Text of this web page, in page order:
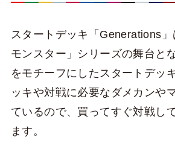
スタートデッキ「Generations」
モンスター」シリーズの舞台と
をモチーフにしたスタートデッ
ッキや対戦に必要なダメカンや
ているので、買ってすぐ対戦し
ます。